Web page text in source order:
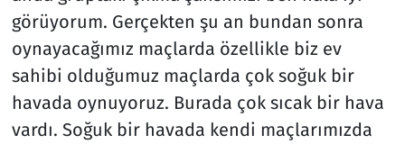
görüyorum. Gerçekten şu an bundan sonra
oynayacağımız maçlarda özellikle biz ev
sahibi olduğumuz maçlarda çok soğuk bir
havada oynuyoruz. Burada çok sıcak bir hava
vardı. Soğuk bir havada kendi maçlarımızda